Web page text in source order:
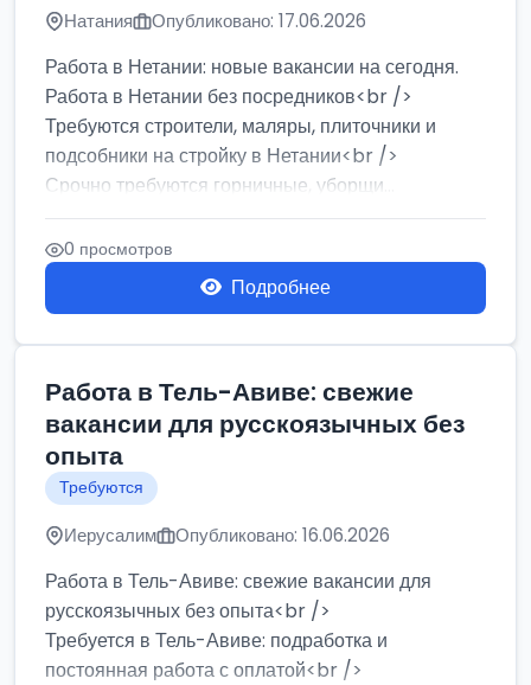
Натания Опубликовано: 17.06.2026
Работа в Нетании: новые вакансии на сегодня.
Работа в Нетании без посредников<br />
Требуются строители, маляры, плиточники и
подсобники на стройку в Нетании<br />
Срочно требуются горничные, уборщи...
0 просмотров
Подробнее
Работа в Тель-Авиве: свежие
вакансии для русскоязычных без
опыта
Требуются
Иерусалим Опубликовано: 16.06.2026
Работа в Тель-Авиве: свежие вакансии для
русскоязычных без опыта<br />
Требуется в Тель-Авиве: подработка и
постоянная работа с оплатой<br />